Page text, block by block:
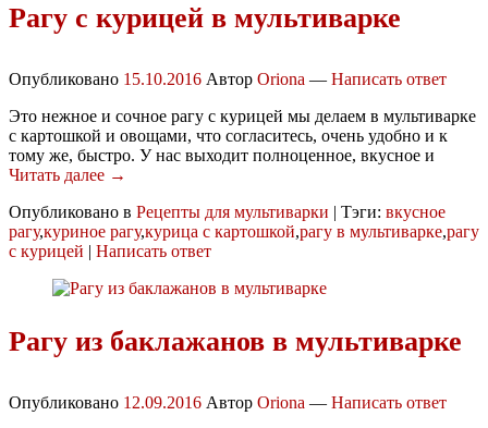
Рагу с курицей в мультиварке
Опубликовано 15.10.2016 Автор Oriona — Написать ответ
Это нежное и сочное рагу с курицей мы делаем в мультиварке
с картошкой и овощами, что согласитесь, очень удобно и к
тому же, быстро. У нас выходит полноценное, вкусное и
Читать далее →
Опубликовано в Рецепты для мультиварки | Тэги: вкусное
рагу,куриное рагу,курица с картошкой,рагу в мультиварке,рагу
с курицей | Написать ответ
Рагу из баклажанов в мультиварке
Опубликовано 12.09.2016 Автор Oriona — Написать ответ